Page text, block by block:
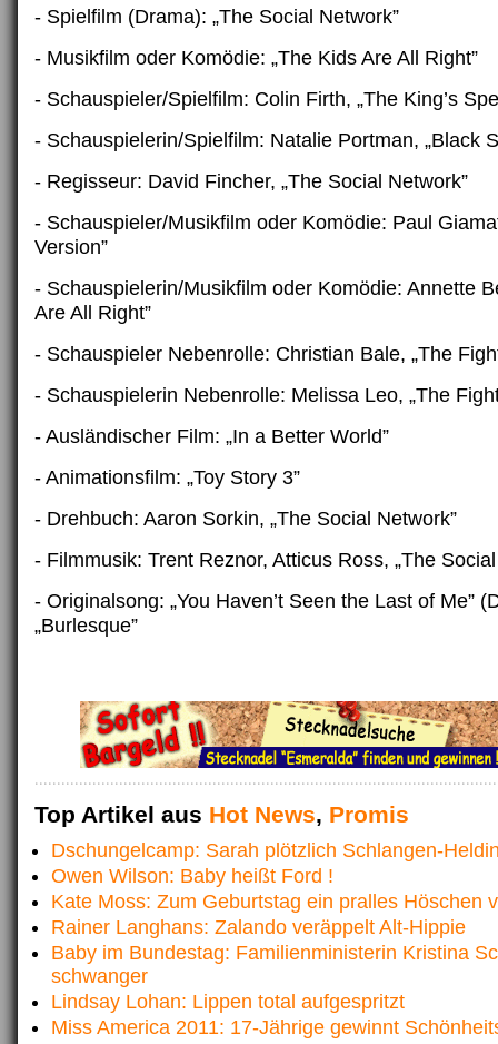
- Spielfilm (Drama): „The Social Network”
- Musikfilm oder Komödie: „The Kids Are All Right”
- Schauspieler/Spielfilm: Colin Firth, „The King’s
- Schauspielerin/Spielfilm: Natalie Portman, „Black
- Regisseur: David Fincher, „The Social Network”
- Schauspieler/Musikfilm oder Komödie: Paul
Version”
- Schauspielerin/Musikfilm oder Komödie: Annette
Are All Right”
- Schauspieler Nebenrolle: Christian Bale, „The
- Schauspielerin Nebenrolle: Melissa Leo, „The
- Ausländischer Film: „In a Better World”
- Animationsfilm: „Toy Story 3”
- Drehbuch: Aaron Sorkin, „The Social Network”
- Filmmusik: Trent Reznor, Atticus Ross, „The
- Originalsong: „You Haven’t Seen the Last of Me”
„Burlesque”
Top Artikel aus Hot News, Promis
Dschungelcamp: Sarah plötzlich Schlangen-
Owen Wilson: Baby heißt Ford !
Kate Moss: Zum Geburtstag ein pralles Höschen
Rainer Langhans: Zalando veräppelt Alt-Hippie
Baby im Bundestag: Familienministerin Kristina
schwanger
Lindsay Lohan: Lippen total aufgespritzt
Miss America 2011: 17-Jährige gewinnt